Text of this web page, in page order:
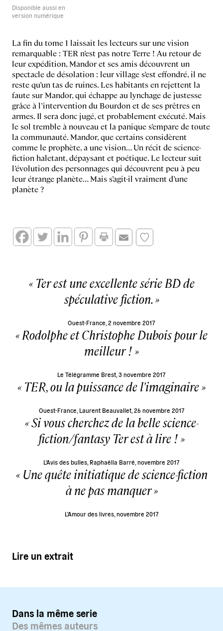
Disponible aussi en
version numérique
La fin du tome 1 laissait les lecteurs sur une vision
remarquable : TER n’est pas notre Terre ! Au retour de
leur expédition, Mandor et ses amis découvrent un
spectacle de désolation : leur village s’est effondré, il ne
reste qu’un tas de ruines. Les habitants en rejettent la
faute sur Mandor, qui échappe au lynchage de justesse
grâce à l’intervention du Bourdon et de ses prêtres en
armes. Il sera donc jugé, et probablement exécuté. Mais
le sol tremble à nouveau et la panique s’empare de toute
la communauté. Mandor, que certains considèrent
comme le prophète, a une vision… Un récit de science-
fiction haletant, dépaysant et poétique. Le lecteur suit
l’évolution des personnages qui découvrent peu à peu
leur étrange planète… Mais s’agit-il vraiment d’une
planète ?
Ter est une excellente série BD de
spéculative fiction.
Ouest-France, 2 novembre 2017
Rodolphe et Christophe Dubois pour le
meilleur !
Le Télégramme Brest, 3 novembre 2017
TER, ou la puissance de l'imaginaire
Ouest-France, Laurent Beauvallet, 26 novembre 2017
Si vous cherchez de la belle science-
fiction/fantasy Ter est à lire !
L'Avis des bulles, Raphaëlla Barré, novembre 2017
Une quête initiatique de science-fiction
à ne pas manquer
L'Amour des livres, novembre 2017
Lire un extrait
Dans la même serie
Des mêmes auteurs